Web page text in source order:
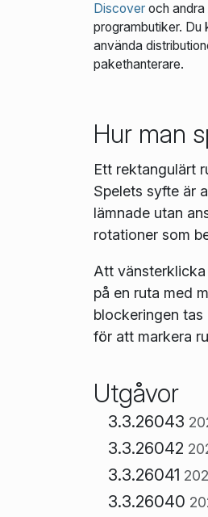
Discoveroch andra
programbutiker. Du
använda
pakethanterare.
Hur man
Ett rektangulärt
Spelets syfte är
lämnade utan
rotationer som
Att
på en ruta med
blockeringen
för att markera
Utgåvor
3.3.26043
3.3.26042
3.3.26041
3.3.26040